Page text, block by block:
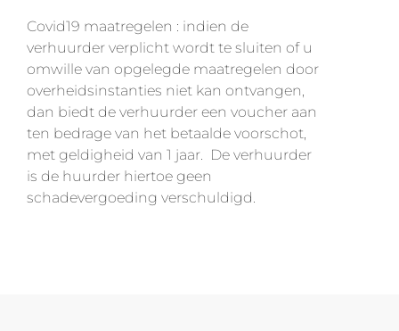
Covid19 maatregelen : indien de
verhuurder verplicht wordt te sluiten of u
omwille van opgelegde maatregelen door
overheidsinstanties niet kan ontvangen,
dan biedt de verhuurder een voucher aan
ten bedrage van het betaalde voorschot,
met geldigheid van 1 jaar. De verhuurder
is de huurder hiertoe geen
schadevergoeding verschuldigd.